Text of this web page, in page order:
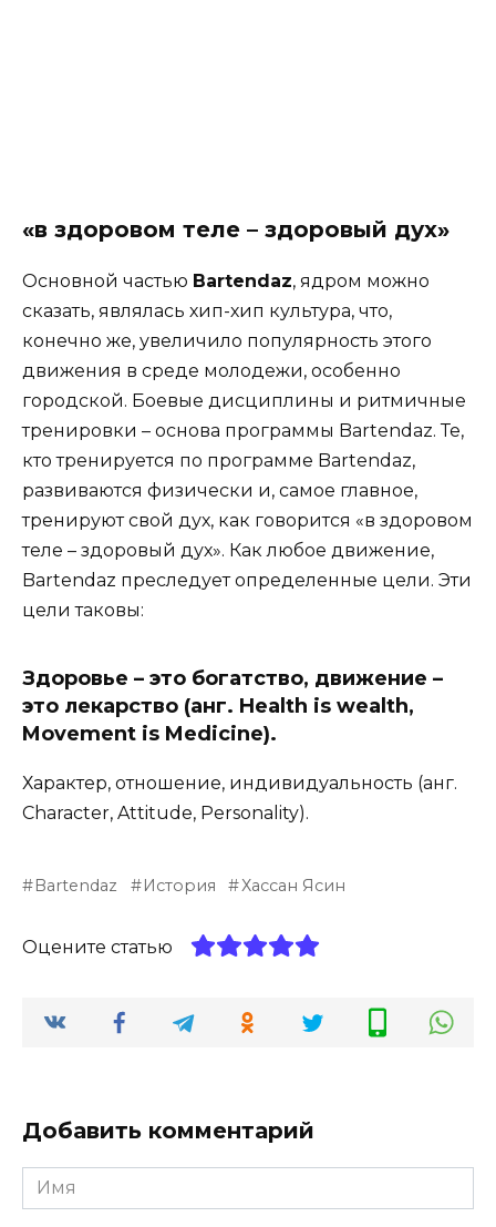
«в здоровом теле – здоровый дух»
Основной частью Bartendaz, ядром можно
сказать, являлась хип-хип культура, что,
конечно же, увеличило популярность этого
движения в среде молодежи, особенно
городской. Боевые дисциплины и ритмичные
тренировки – основа программы Bartendaz. Те,
кто тренируется по программе Bartendaz,
развиваются физически и, самое главное,
тренируют свой дух, как говорится «в здоровом
теле – здоровый дух». Как любое движение,
Bartendaz преследует определенные цели. Эти
цели таковы:
Здоровье – это богатство, движение –
это лекарство (анг. Health is wealth,
Movement is Medicine).
Характер, отношение, индивидуальность (анг.
Character, Attitude, Personality).
Bartendaz История Хассан Ясин
Оцените статью
Добавить комментарий
Имя